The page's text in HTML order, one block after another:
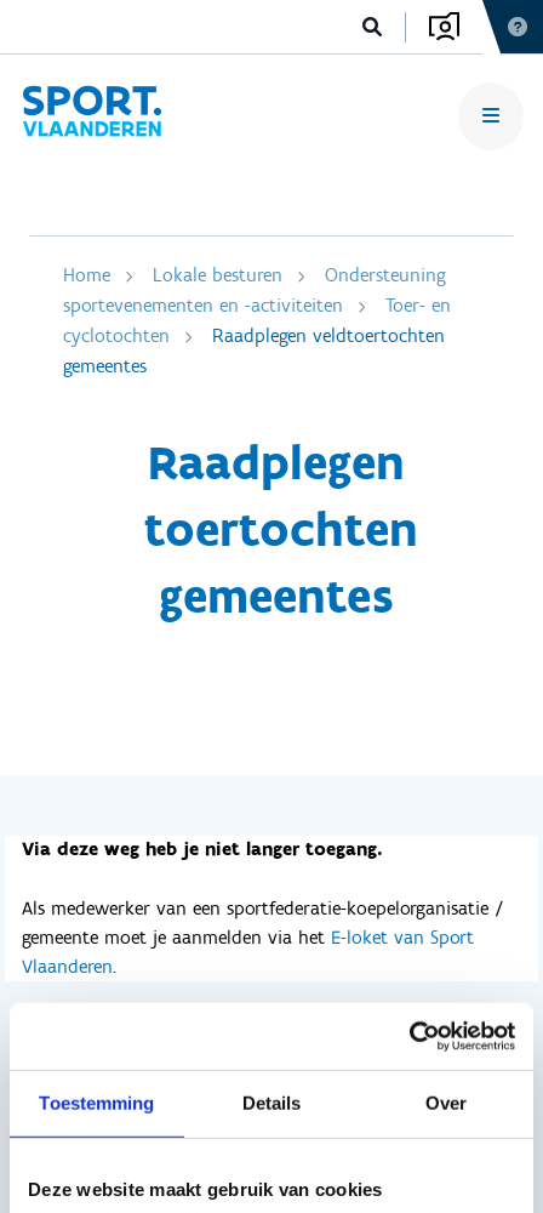
Toestemming Details Over
Deze website maakt gebruik van cookies
Home Lokale besturen
Ondersteuning
sportevenementen en -activiteiten
Toer- en
cyclotochten
Raadplegen veldtoertochten
gemeentes
Raadplegen
toertochten
gemeentes